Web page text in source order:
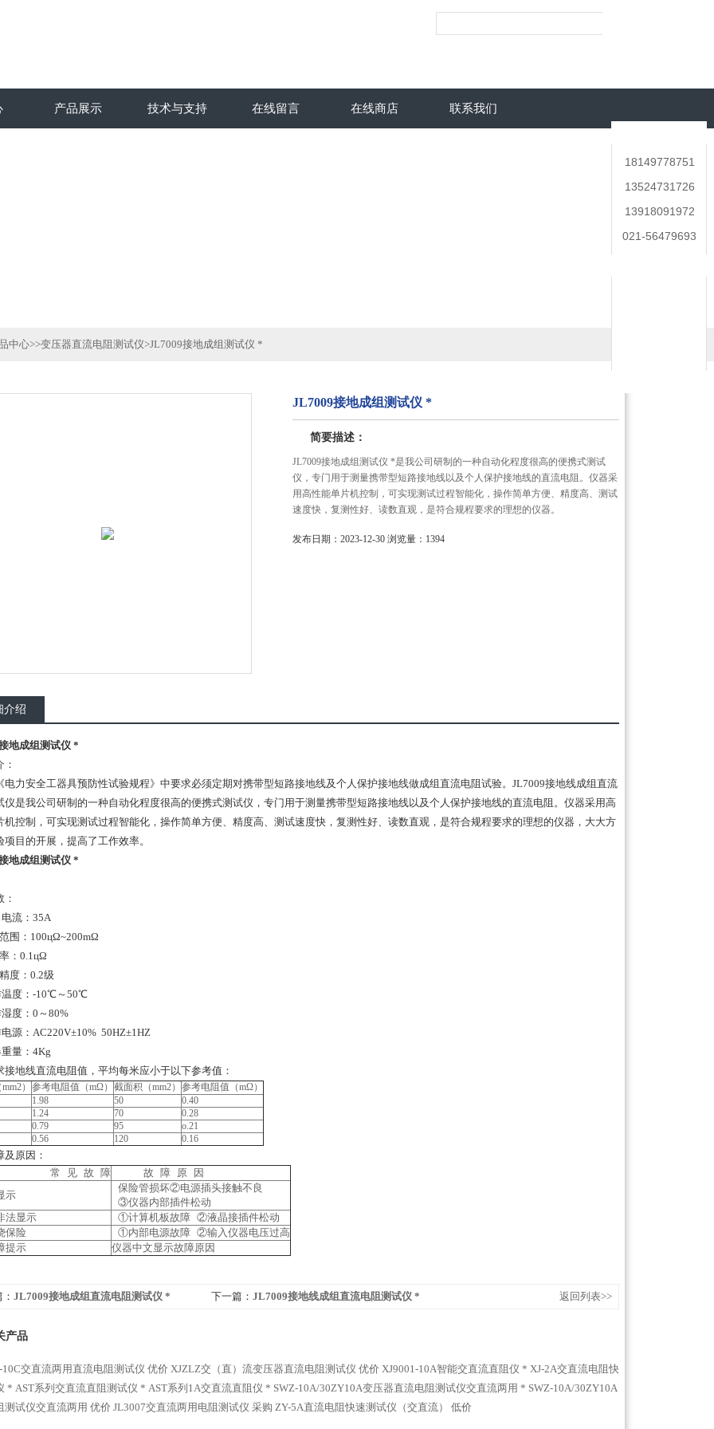
产品展示 技术与支持 在线留言 在线商店 联系我们
中心>>变压器直流电阻测试仪>JL7009接地成组测试仪 *
JL7009接地成组测试仪 *
简要描述：
JL7009接地成组测试仪 *是我公司研制的一种自动化程度很高的便携式测试
仪，专门用于测量携带型短路接地线以及个人保护接地线的直流电阻。仪器采
用高性能单片机控制，可实现测试过程智能化，操作简单方便、精度高、测试
速度快，复测性好、读数直观，是符合规程要求的理想的仪器。
发布日期：2023-12-30 浏览量：1394
介绍
地成组测试仪 *
电力安全工器具预防性试验规程》中要求必须定期对携带型短路接地线及个人保护接地线做成组直流电阻试验。JL7009接地线成组直流
仪是我公司研制的一种自动化程度很高的便携式测试仪，专门用于测量携带型短路接地线以及个人保护接地线的直流电阻。仪器采用高
机控制，可实现测试过程智能化，操作简单方便、精度高、测试速度快，复测性好、读数直观，是符合规程要求的理想的仪器，大大方
项目的开展，提高了工作效率。
地成组测试仪 *
流：35A
围：100цΩ~200mΩ
：0.1цΩ
度：0.2级
度：-10℃～50℃
度：0～80%
源：AC220V±10% 50HZ±1HZ
量：4Kg
接地线直流电阻值，平均每米应小于以下参考值：
） 参考电阻值（mΩ） 截面积（mm2） 参考电阻值（mΩ）
1.98 50
0.40
1.24 70
0.28
0.79 95
o.21
0.56 120 0.16
及原因：
见 故 障 故 障 原 因
示
保险管损坏②电源插头接触不良
③仪器内部插件松动
法显示
①计算机板故障 ②液晶接插件松动
保险
①内部电源故障 ②输入仪器电压过高
提示
仪器中文显示故障原因
JL7009接地成组直流电阻测试仪 * 下一篇： JL7009接地线成组直流电阻测试仪 * 返回列表>>
产品
10C交直流两用直流电阻测试仪 优价 XJZLZ交（直）流变压器直流电阻测试仪 优价 XJ9001-10A智能交直流直阻仪 * XJ-2A交直流电阻快
* AST系列交直流直阻测试仪 * AST系列1A交直流直阻仪 * SWZ-10A/30ZY10A变压器直流电阻测试仪交直流两用 * SWZ-10A/30ZY10A
测试仪交直流两用 优价JL3007交直流两用电阻测试仪 采购 ZY-5A直流电阻快速测试仪（交直流） 低价
18149778751
13524731726
13918091972
021-56479693